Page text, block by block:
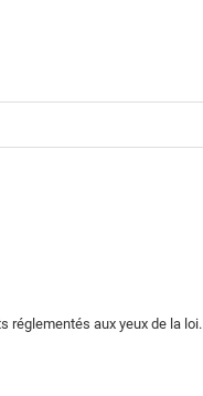
réglementés aux yeux de la loi.